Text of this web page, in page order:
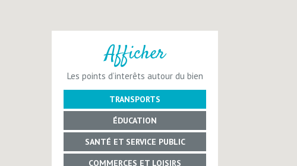
Afficher
Les points d’interêts autour du bien
TRANSPORTS
ÉDUCATION
SANTÉ ET SERVICE PUBLIC
COMMERCES ET LOISIRS